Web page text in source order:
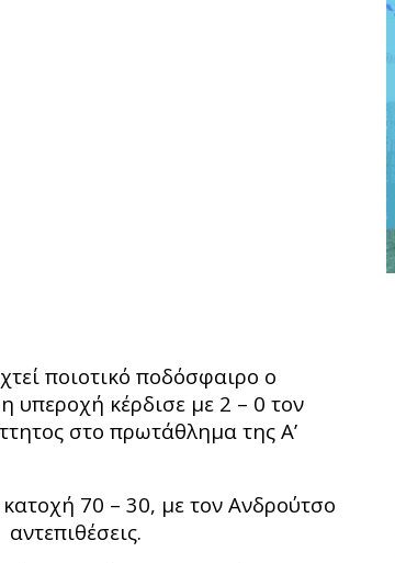
ποιοτικό ποδόσφαιρο ο
υπεροχή κέρδισε με 2 – 0 τον
στο πρωτάθλημα της Α’
70 – 30, με τον Ανδρούτσο